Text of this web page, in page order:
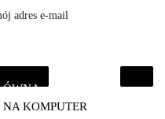
adres e-mail
NA KOMPUTER